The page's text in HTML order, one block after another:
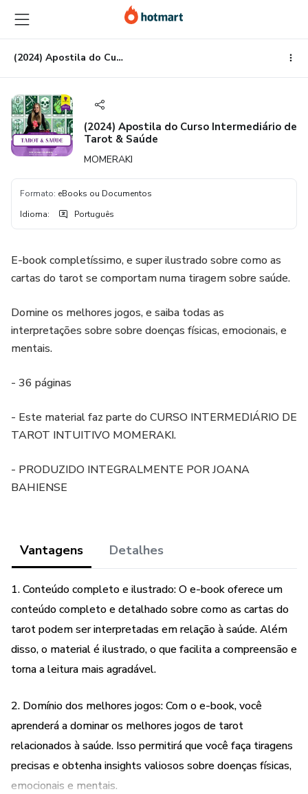
para
o
conteúdo
principal
para
o
pagamento
para
o
rodapé
(2024) Apostila do Curso Intermediário de Tarot & Saúde
(2024) Apostila do Curso Intermediário de
Tarot & Saúde
MOMERAKI
Formato: eBooks ou Documentos
Idioma: Português
E-book completíssimo, e super ilustrado sobre como as
cartas do tarot se comportam numa tiragem sobre saúde.
Domine os melhores jogos, e saiba todas as
interpretações sobre sobre doenças físicas, emocionais, e
mentais.
- 36 páginas
- Este material faz parte do CURSO INTERMEDIÁRIO DE
TAROT INTUITIVO MOMERAKI.
- PRODUZIDO INTEGRALMENTE POR JOANA
BAHIENSE
Vantagens Detalhes
1. Conteúdo completo e ilustrado: O e-book oferece um
conteúdo completo e detalhado sobre como as cartas do
tarot podem ser interpretadas em relação à saúde. Além
disso, o material é ilustrado, o que facilita a compreensão e
torna a leitura mais agradável.
2. Domínio dos melhores jogos: Com o e-book, você
aprenderá a dominar os melhores jogos de tarot
relacionados à saúde. Isso permitirá que você faça tiragens
precisas e obtenha insights valiosos sobre doenças físicas,
emocionais e mentais.